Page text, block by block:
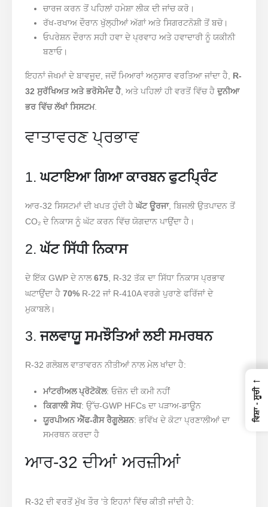
ਚਾਰਜ ਕਰਨ ਤੋਂ ਪਹਿਲਾਂ ਹਮੇਸ਼ਾ ਲੀਕ ਦੀ ਜਾਂਚ ਕਰੋ।
ਰੱਖ-ਰਖਾਅ ਦੌਰਾਨ ਖੁੱਲ੍ਹੀਆਂ ਅੱਗਾਂ ਅਤੇ ਸਿਗਰਟਨੋਸ਼ੀ ਤੋਂ ਬਚੋ।
ਓਪਰੇਸ਼ਨ ਦੌਰਾਨ ਸਹੀ ਹਵਾ ਦੇ ਪ੍ਰਵਾਹ ਅਤੇ ਹਵਾਦਾਰੀ ਨੂੰ ਯਕੀਨੀ
ਬਣਾਓ।
ਇਹਨਾਂ ਜੋਖਮਾਂ ਦੇ ਬਾਵਜੂਦ, ਜਦੋਂ ਮਿਆਰਾਂ ਅਨੁਸਾਰ ਵਰਤਿਆ ਜਾਂਦਾ ਹੈ, R-
32 ਸੁਰੱਖਿਅਤ ਅਤੇ ਭਰੋਸੇਮੰਦ ਹੈ, ਅਤੇ ਪਹਿਲਾਂ ਹੀ ਵਰਤੋਂ ਵਿੱਚ ਹੈਦੁਨੀਆ
ਭਰ ਵਿੱਚ ਲੱਖਾਂ ਸਿਸਟਮ.
ਵਾਤਾਵਰਣ ਪ੍ਰਭਾਵ
1.ਘਟਾਇਆ ਗਿਆ ਕਾਰਬਨ ਫੁਟਪ੍ਰਿੰਟ
ਆਰ-32 ਸਿਸਟਮਾਂ ਦੀ ਖਪਤ ਹੁੰਦੀ ਹੈਘੱਟ ਊਰਜਾ, ਬਿਜਲੀ ਉਤਪਾਦਨ ਤੋਂ
CO₂ ਦੇ ਨਿਕਾਸ ਨੂੰ ਘੱਟ ਕਰਨ ਵਿੱਚ ਯੋਗਦਾਨ ਪਾਉਂਦਾ ਹੈ।
2.ਘੱਟ ਸਿੱਧੀ ਨਿਕਾਸ
ਦੇ ਇੱਕ GWP ਦੇ ਨਾਲ675 , R-32 ਤੱਕ ਦਾ ਸਿੱਧਾ ਨਿਕਾਸ ਪ੍ਰਭਾਵ
ਘਟਾਉਂਦਾ ਹੈ70% R-22 ਜਾਂ R-410A ਵਰਗੇ ਪੁਰਾਣੇ ਫਰਿੱਜਾਂ ਦੇ
ਮੁਕਾਬਲੇ।
3.ਜਲਵਾਯੂ ਸਮਝੌਤਿਆਂ ਲਈ ਸਮਰਥਨ
R-32 ਗਲੋਬਲ ਵਾਤਾਵਰਨ ਨੀਤੀਆਂ ਨਾਲ ਮੇਲ ਖਾਂਦਾ ਹੈ:
ਮਾਂਟਰੀਅਲ ਪ੍ਰੋਟੋਕੋਲ: ਓਜ਼ੋਨ ਦੀ ਕਮੀ ਨਹੀਂ
ਕਿਗਾਲੀ ਸੋਧ: ਉੱਚ-GWP HFCs ਦਾ ਪੜਾਅ-ਡਾਊਨ
ਯੂਰਪੀਅਨ ਐੱਫ-ਗੈਸ ਰੈਗੂਲੇਸ਼ਨ: ਭਵਿੱਖ ਦੇ ਕੋਟਾ ਪ੍ਰਣਾਲੀਆਂ ਦਾ
ਸਮਰਥਨ ਕਰਦਾ ਹੈ
ਆਰ-32 ਦੀਆਂ ਅਰਜ਼ੀਆਂ
R-32 ਦੀ ਵਰਤੋਂ ਮੁੱਖ ਤੌਰ 'ਤੇ ਇਹਨਾਂ ਵਿੱਚ ਕੀਤੀ ਜਾਂਦੀ ਹੈ:
←
ਵਿਸ਼ਾ - ਸੂਚੀ